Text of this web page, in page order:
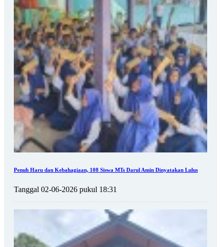
Penuh Haru dan Kebahagiaan, 108 Siswa MTs Darul Amin Dinyatakan Lulus
Tanggal 02-06-2026 pukul 18:31